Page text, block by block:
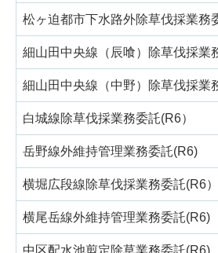
松ヶ迫都市下水路外除草伐採業務
細山田中央線（辰喰）除草伐採業
細山田中央線（中野）除草伐採業
白城線除草伐採業務委託(R6）
岳野線外維持管理業務委託(R6)
横堀広段線除草伐採業務委託(R6）
横尾岳線外維持管理業務委託(R6)
中区配水池剪定除草業務委託(R6)